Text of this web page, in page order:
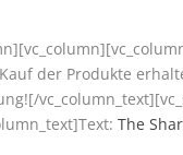
der Produkte
The